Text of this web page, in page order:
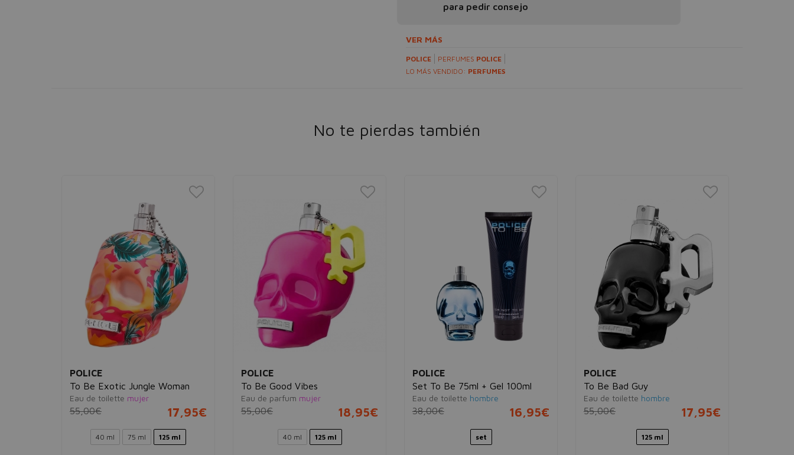
para pedir consejo
VER MÁS
POLICE PERFUMES POLICE
LO MÁS VENDIDO: PERFUMES
No te pierdas también
POLICE
To Be Exotic Jungle Woman
Eau de toilette mujer
55,00€ 17,95€
40 ml 75 ml 125 ml
POLICE
To Be Good Vibes
Eau de parfum mujer
55,00€ 18,95€
40 ml 125 ml
POLICE
Set To Be 75ml + Gel 100ml
Eau de toilette hombre
38,00€ 16,95€
set
POLICE
To Be Bad Guy
Eau de toilette hombre
55,00€ 17,95€
125 ml